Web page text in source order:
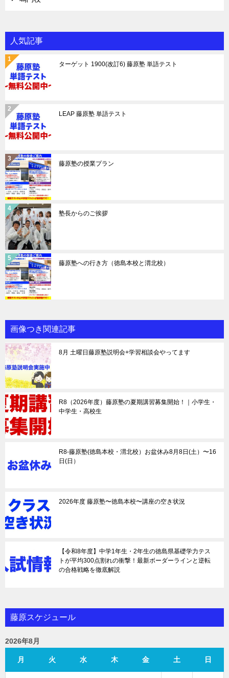
人気記事
ターゲット 1900(改訂6) 藤原塾 単語テスト
LEAP 藤原塾 単語テスト
藤原塾の授業プラン
塾長からのご挨拶
藤原塾への行き方（徳島本校と渭北校）
画像つき関連記事
8月 土曜日藤原塾説明会+学習相談会やってます
R8（2026年度）藤原塾の夏期講習募集開始！｜小学生・
中学生・高校生
R8-藤原塾(徳島本校・渭北校）お盆休み8月8日(土）〜16
日(日）
2026年度 藤原塾〜徳島本校〜講座の空き状況
【令和8年度】中学1年生・2年生の徳島県基礎学力テス
トが平均300点割れの衝撃！最新ボーダーラインと逆転
の合格戦略を徹底解説
藤原スケジュール
2026年8月
月 火 水 木 金 土 日